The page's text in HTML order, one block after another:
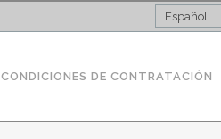
Español
CONDICIONES DE CONTRATACIÓN